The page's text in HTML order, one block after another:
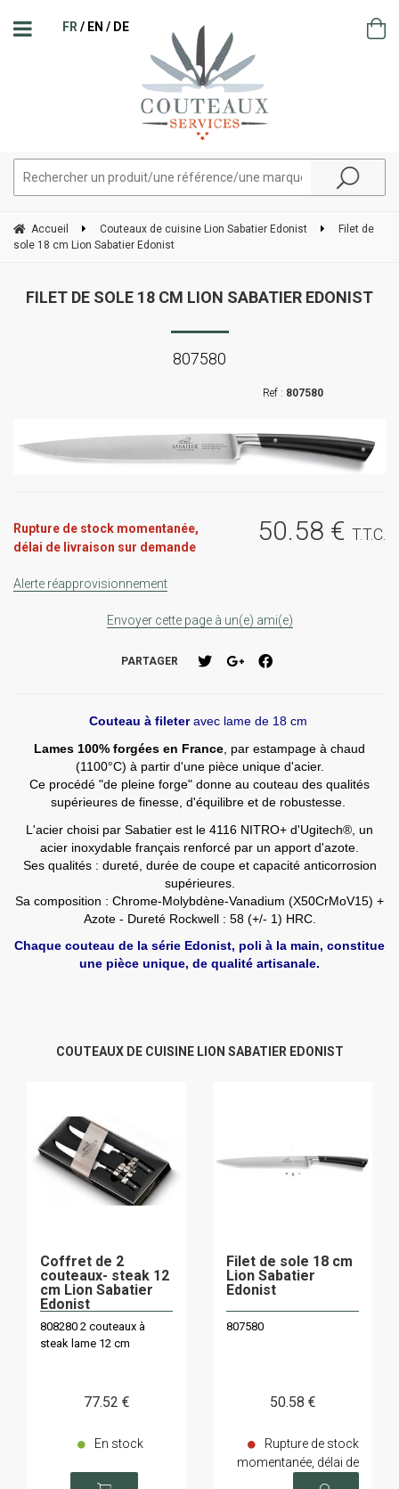
FR EN DE
Accueil Couteaux de cuisine Lion Sabatier Edonist
Filet de
sole 18 cm Lion Sabatier Edonist
FILET DE SOLE 18 CM LION SABATIER EDONIST
807580
807580
50.58 € T.T.C.
Rupture de stock momentanée,
délai de livraison sur demande
Alerte réapprovisionnement
Envoyer cette page à un(e) ami(e)
PARTAGER
Couteau à fileteravec lame de 18 cm
Lames 100% forgées en France, par estampage à chaud
(1100°C) à partir d'une pièce unique d'acier.
Ce procédé "de pleine forge" donne au couteau des qualités
supérieures de finesse, d'équilibre et de robustesse.
L'acier choisi par Sabatier est le 4116 NITRO+ d'Ugitech®, un
acier inoxydable français renforcé par un apport d'azote.
Ses qualités : dureté, durée de coupe et capacité anticorrosion
supérieures.
Sa composition : Chrome-Molybdène-Vanadium (X50CrMoV15) +
Azote - Dureté Rockwell : 58 (+/- 1) HRC.
Chaque couteau de la série Edonist, poli à la main, constitue
une pièce unique, de qualité artisanale.
COUTEAUX DE CUISINE LION SABATIER EDONIST
Coffret de 2
couteaux- steak 12
cm Lion Sabatier
Edonist
808280 2 couteaux à
steak lame 12 cm
77.52 €
En stock
Filet de sole 18 cm
Lion Sabatier
Edonist
807580
50.58 €
Rupture de stock
momentanée, délai de
livraison sur demande